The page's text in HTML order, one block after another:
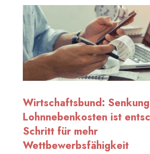
Wirtschaftsbund:
Lohnnebenkosten ist
Schritt für mehr
Wettbewerbsfähigkeit